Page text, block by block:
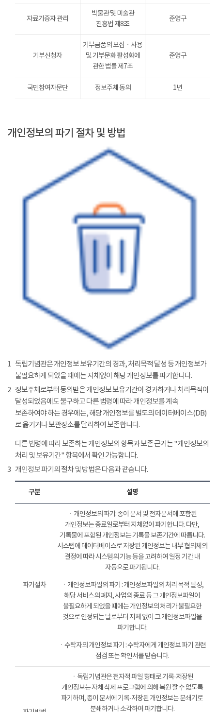
자료기증자 관리
박물관 및 미술관
진흥법 제8조
준영구
기부신청자
기부금품의 모집ㆍ사용
및 기부문화 활성화에
관한 법률 제7조
준영구
국민참여자문단 정보주체 동의 1년
개인정보의 파기 절차 및 방법
1 독립기념관은 개인정보 보유기간의 경과, 처리목적 달성 등 개인정보가
불필요하게 되었을 때에는 지체없이 해당 개인정보를 파기합니다.
2 정보주체로부터 동의받은 개인정보 보유기간이 경과하거나 처리목적이
달성되었음에도 불구하고 다른 법령에 따라 개인정보를 계속
보존하여야 하는 경우에는, 해당 개인정보를 별도의 데이터베이스(DB)
로 옮기거나 보관장소를 달리하여 보존합니다.
다른 법령에 따라 보존하는 개인정보의 항목과 보존 근거는 "개인정보의
처리 및 보유기간" 항목에서 확인 가능합니다.
3 개인정보 파기의 절차 및 방법은 다음과 같습니다.
구분 설명
파기절차
ㆍ개인정보의 파기: 종이 문서 및 전자문서에 포함된
개인정보는 종료일로부터 지체없이 파기합니다. 다만,
기록물에 포함된 개인정보는 기록물 보존기간에 따릅니다.
시스템에 데이터베이스로 저장된 개인정보는 내부 협의체의
결정에 따라 시스템의 기능 등을 고려하여 일정 기간 내
자동으로 파기됩니다.
ㆍ개인정보파일의 파기 : 개인정보파일의 처리 목적 달성,
해당 서비스의 폐지, 사업의 종료 등 그 개인정보파일이
불필요하게 되었을 때에는 개인정보의 처리가 불필요한
것으로 인정되는 날로부터 지체 없이 그 개인정보파일을
파기합니다.
ㆍ수탁자의 개인정보 파기 : 수탁자에게 개인정보 파기 관련
점검 또는 확인서를 받습니다.
ㆍ독립기념관은 전자적 파일 형태로 기록·저장된
개인정보는 자체 삭제 프로그램에 의해 복원 할 수 없도록
파기하며, 종이 문서에 기록·저장된 개인정보는 분쇄기로
분쇄하거나 소각하여 파기합니다.